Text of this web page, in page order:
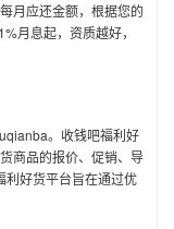
月应还金额，根据您的
月息起，资质越好，
。收钱吧福利好
商品的报价、促销、导
利好货平台旨在通过优